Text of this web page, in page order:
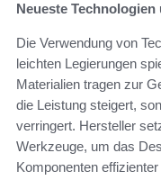
Neueste
Die Verwendung von
leichten Legierungen
Materialien tragen zur
die Leistung steigert,
verringert. Hersteller
Werkzeuge, um das
Komponenten